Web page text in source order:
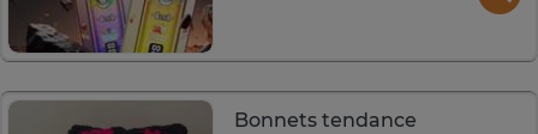
Bonnets tendance